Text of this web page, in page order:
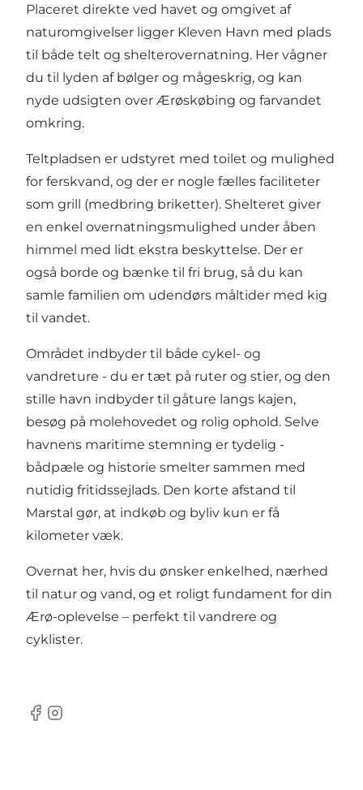
Placeret direkte ved havet og omgivet af
naturomgivelser ligger Kleven Havn med plads
til både telt og shelterovernatning. Her vågner
du til lyden af bølger og mågeskrig, og kan
nyde udsigten over Ærøskøbing og farvandet
omkring.
Teltpladsen er udstyret med toilet og mulighed
for ferskvand, og der er nogle fælles faciliteter
som grill (medbring briketter). Shelteret giver
en enkel overnatningsmulighed under åben
himmel med lidt ekstra beskyttelse. Der er
også borde og bænke til fri brug, så du kan
samle familien om udendørs måltider med kig
til vandet.
Området indbyder til både cykel- og
vandreture - du er tæt på ruter og stier, og den
stille havn indbyder til gåture langs kajen,
besøg på molehovedet og rolig ophold. Selve
havnens maritime stemning er tydelig -
bådpæle og historie smelter sammen med
nutidig fritidssejlads. Den korte afstand til
Marstal gør, at indkøb og byliv kun er få
kilometer væk.
Overnat her, hvis du ønsker enkelhed, nærhed
til natur og vand, og et roligt fundament for din
Ærø-oplevelse – perfekt til vandrere og
cyklister.
Facebook
Instagram